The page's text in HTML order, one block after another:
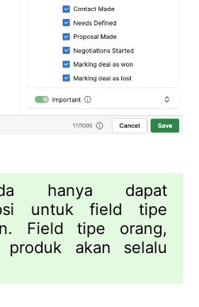
hanya dapat
untuk field tipe
Field tipe orang,
produk akan selalu